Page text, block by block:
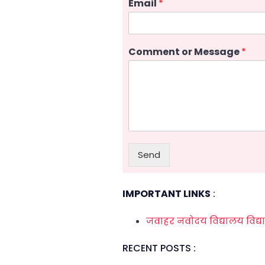
Email *
Comment or Message*
Send
IMPORTANT LINKS :
जवाहर नवोदय विद्यालय
RECENT POSTS :